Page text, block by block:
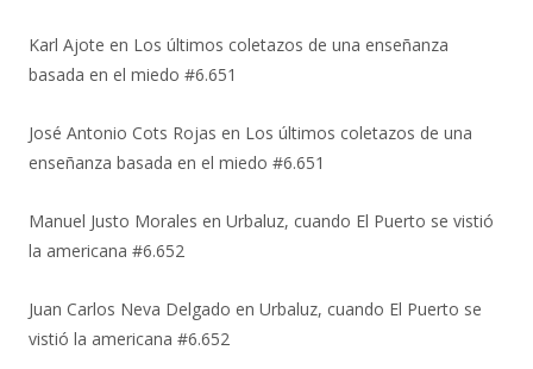
Karl Ajote en Los últimos coletazos de una enseñanza
basada en el miedo #6.651
José Antonio Cots Rojas en Los últimos coletazos de una
enseñanza basada en el miedo #6.651
Manuel Justo Morales en Urbaluz, cuando El Puerto se vistió
la americana #6.652
Juan Carlos Neva Delgado en Urbaluz, cuando El Puerto se
vistió la americana #6.652